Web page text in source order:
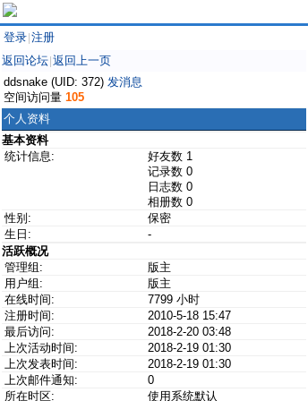
登录 注册
返回论坛 返回上一页
ddsnake (UID: 372) 发消息
空间访问量 105
个人资料
基本资料
统计信息:
好友数 1
记录数 0
日志数 0
相册数 0
性别:
保密
生日:
-
活跃概况
管理组:
版主
用户组:
版主
在线时间:
7799 小时
注册时间:
2010-5-18 15:47
最后访问:
2018-2-20 03:48
上次活动时间:
2018-2-19 01:30
上次发表时间:
2018-2-19 01:30
上次邮件通知:
0
所在时区:
使用系统默认